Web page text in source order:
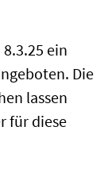
ein
Die
lassen
für diese